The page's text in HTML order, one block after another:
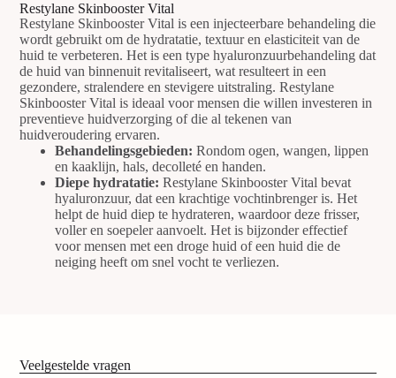
Restylane Skinbooster Vital
Restylane Skinbooster Vital is een injecteerbare behandeling die
wordt gebruikt om de hydratatie, textuur en elasticiteit van de
huid te verbeteren. Het is een type hyaluronzuurbehandeling dat
de huid van binnenuit revitaliseert, wat resulteert in een
gezondere, stralendere en stevigere uitstraling. Restylane
Skinbooster Vital is ideaal voor mensen die willen investeren in
preventieve huidverzorging of die al tekenen van
huidveroudering ervaren.
Behandelingsgebieden:Rondom ogen, wangen, lippen
en kaaklijn, hals, decolleté en handen.
Diepe hydratatie:Restylane Skinbooster Vital bevat
hyaluronzuur, dat een krachtige vochtinbrenger is. Het
helpt de huid diep te hydrateren, waardoor deze frisser,
voller en soepeler aanvoelt. Het is bijzonder effectief
voor mensen met een droge huid of een huid die de
neiging heeft om snel vocht te verliezen.
Veelgestelde vragen